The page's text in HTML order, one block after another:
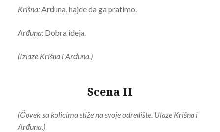
Krišna:Arđuna, hajde da ga pratimo.
Arđuna:Dobra ideja.
(Izlaze Krišna i Arđuna.)
Scena II
(Čovek sa kolicima stiže na svoje odredište. Ulaze Krišna i
Arđuna.)